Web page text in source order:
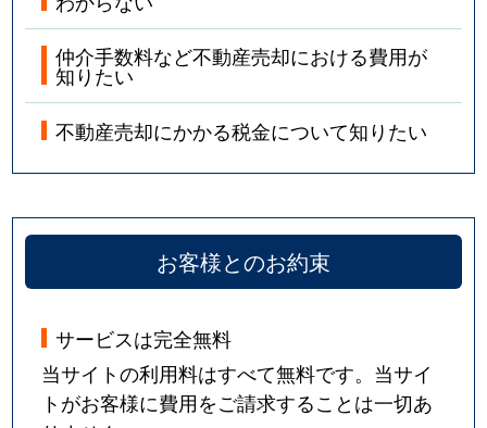
仲介手数料など不動産売却における費用が
知りたい
不動産売却にかかる税金について知りたい
お客様とのお約束
サービスは完全無料
当サイトの利用料はすべて無料です。当サイ
トがお客様に費用をご請求することは一切あ